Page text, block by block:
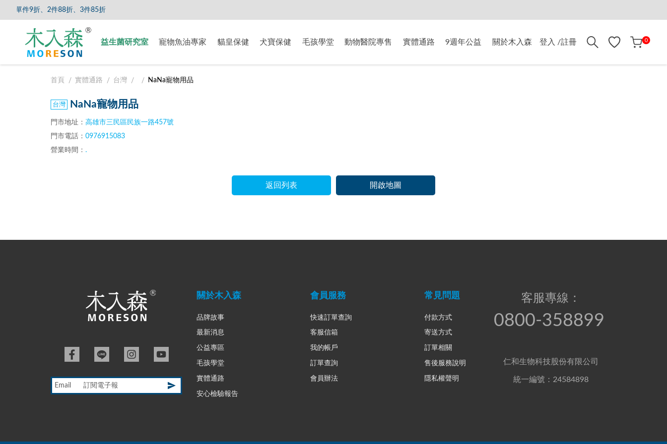
單件9折、2件88折、3件85折
益生菌研究室 寵物魚油專家 貓皇保健 犬寶保健 毛孩學堂 動物醫院專售 實體通路 9週年公益 關於木入森 登入 /註冊 0
首頁 實體通路 台灣 NaNa寵物用品
NaNa寵物用品
門市地址： 高雄市三民區民族一路457號
門市電話： 0976915083
營業時間： .
返回列表 開啟地圖
客服專線：
0800-358899
仁和生物科技股份有限公司
統一編號：24584898
關於木入森
品牌故事
最新消息
公益專區
毛孩學堂
實體通路
安心檢驗報告
會員服務
快速訂單查詢
客服信箱
我的帳戶
訂單查詢
會員辦法
常見問題
付款方式
寄送方式
訂單相關
售後服務說明
隱私權聲明
Email